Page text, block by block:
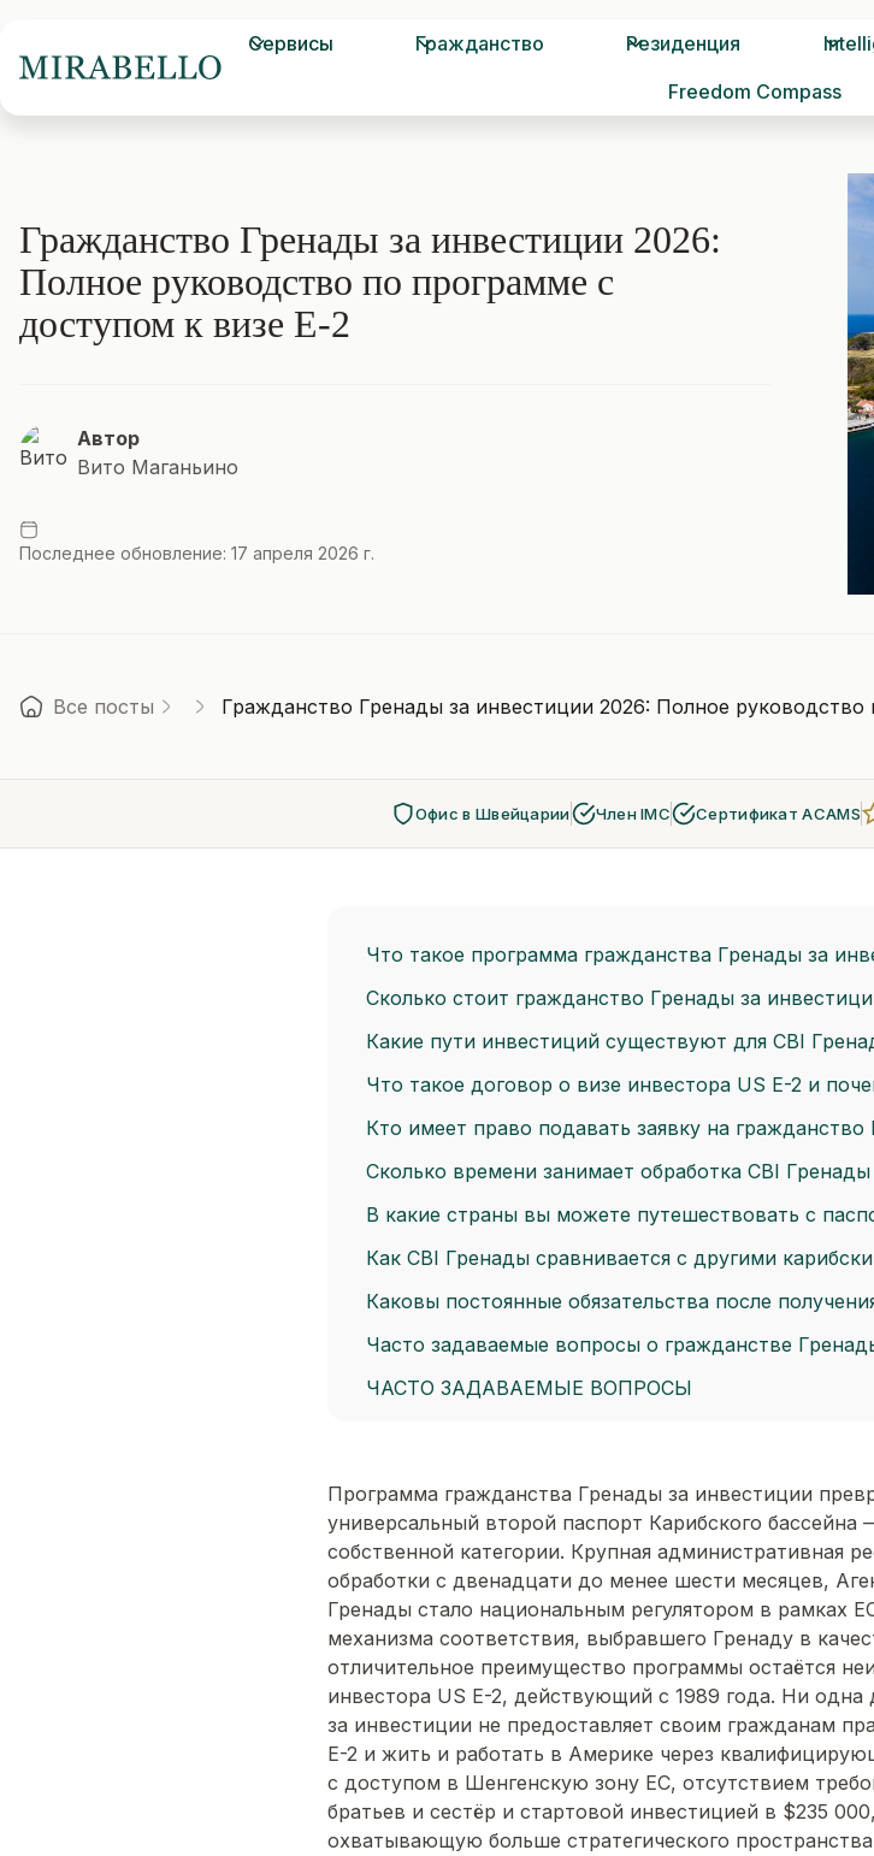
Сервисы Гражданство Резиденция
Freedom Compass
Гражданство Гренады за инвестиции 2026:
Полное руководство по программе с
доступом к визе E-2
Автор
Вито Маганьино
Последнее обновление: 17 апреля 2026 г.
Все посты Гражданство Гренады за инвестиции 2026: Полное
Офис в Швейцарии Член IMC Сертификат ACAMS
Что такое программа гражданства Гренады за
Сколько стоит гражданство Гренады за
Какие пути инвестиций существуют для CBI
Что такое договор о визе инвестора US E-2 и
Кто имеет право подавать заявку на
Сколько времени занимает обработка CBI
В какие страны вы можете путешествовать с
Как CBI Гренады сравнивается с другими
Каковы постоянные обязательства после
Часто задаваемые вопросы о гражданстве
ЧАСТО ЗАДАВАЕМЫЕ ВОПРОСЫ
Программа гражданства Гренады за инвестиции
универсальный второй паспорт Карибского бассейна
собственной категории. Крупная административная
обработки с двенадцати до менее шести месяцев,
Гренады стало национальным регулятором в рамках
механизма соответствия, выбравшего Гренаду в
отличительное преимущество программы остаётся
инвестора US E-2, действующий с 1989 года. Ни одна
за инвестиции не предоставляет своим гражданам
E-2 и жить и работать в Америке через
с доступом в Шенгенскую зону ЕС, отсутствием
братьев и сестёр и стартовой инвестицией в $235
охватывающую больше стратегического